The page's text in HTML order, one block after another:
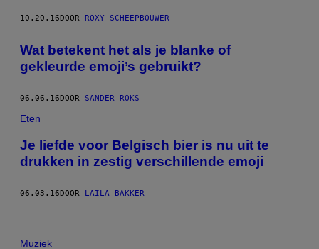
10.20.16 DOOR ROXY SCHEEPBOUWER
Wat betekent het als je blanke of
gekleurde emoji’s gebruikt?
06.06.16DOOR SANDER ROKS
Eten
Je liefde voor Belgisch bier is nu uit te
drukken in zestig verschillende emoji
06.03.16 DOOR LAILA BAKKER
Muziek